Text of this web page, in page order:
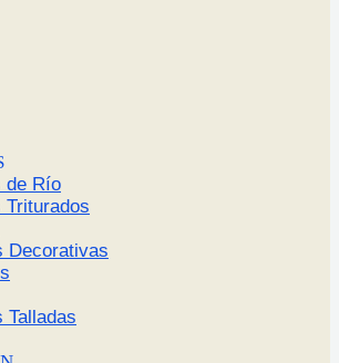
de Río
Triturados
Decorativas
Talladas